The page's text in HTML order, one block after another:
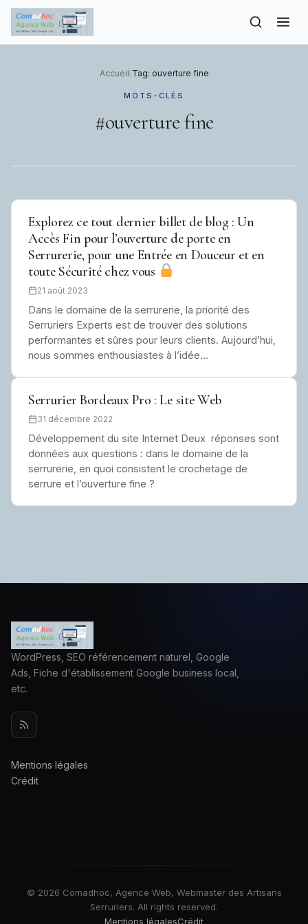
content
Accueil/Tag: ouverture fine
MOTS-CLÉS
#ouverture fine
Explorez ce tout dernier billet de blog : Un
Accès Fin pour l’ouverture de porte en
Serrurerie, pour une Entrée en Douceur et en
toute Sécurité chez vous
21 août 2023
Dans le domaine de la serrurerie, la priorité des
Serruriers Experts est de trouver des solutions
performantes et sûres pour leurs clients. Aujourd’hui,
nous sommes enthousiastes à l’idée…
Serrurier Bordeaux Pro : Le site Web
31 décembre 2022
Développement du site Internet Deux réponses sont
données aux questions : dans le domaine de la
serrurerie, en quoi consistent le crochetage de
serrure et l’ouverture fine ?
WordPress, SEO référencement naturel, Google
Ads, Fiche d'établissement Google business local,
etc.
Mentions légales
Crédit
© 2026 Comadhoc, Agence Web, Webmaster des Artisans
Serruriers. All rights reserved.
Mentions légalesCrédit